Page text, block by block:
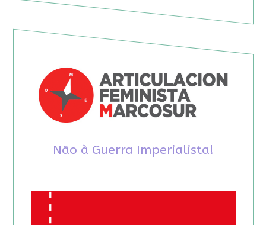
Não à Guerra Imperialista!